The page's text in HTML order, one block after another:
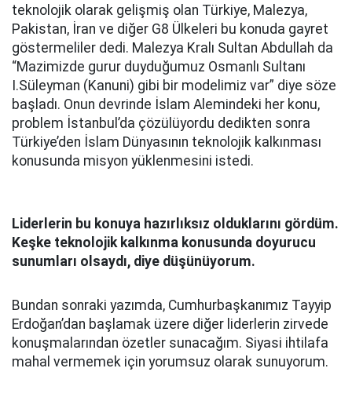
teknolojik olarak gelişmiş olan Türkiye, Malezya,
Pakistan, İran ve diğer G8 Ülkeleri bu konuda gayret
göstermeliler dedi. Malezya Kralı Sultan Abdullah da
“Mazimizde gurur duyduğumuz Osmanlı Sultanı
I.Süleyman (Kanuni) gibi bir modelimiz var” diye söze
başladı. Onun devrinde İslam Alemindeki her konu,
problem İstanbul’da çözülüyordu dedikten sonra
Türkiye’den İslam Dünyasının teknolojik kalkınması
konusunda misyon yüklenmesini istedi.
Liderlerin bu konuya hazırlıksız olduklarını gördüm.
Keşke teknolojik kalkınma konusunda doyurucu
sunumları olsaydı, diye düşünüyorum.
Bundan sonraki yazımda, Cumhurbaşkanımız Tayyip
Erdoğan’dan başlamak üzere diğer liderlerin zirvede
konuşmalarından özetler sunacağım. Siyasi ihtilafa
mahal vermemek için yorumsuz olarak sunuyorum.